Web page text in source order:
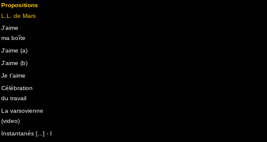
Propositions
L.L. de Mars
J'aime
ma boîte
J'aime (a)
J'aime (b)
Je t'aime
Célébration
du travail
La varsovienne
(video)
Instantanés [...] - I